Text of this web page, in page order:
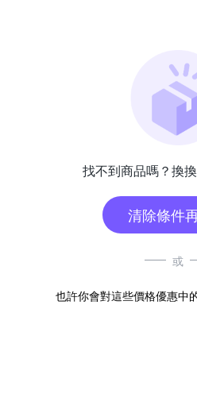
找不到商品嗎？換
清除條件
或
也許你會對這些價格優惠中